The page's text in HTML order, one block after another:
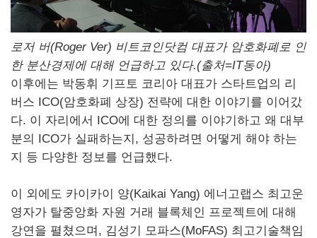
로저 버(Roger Ver) 비트코인닷컴 대표가 암호화폐로 인
한 분산경제에 대해 언급하고 있다.(출처=IT동아)
이후에는 박동휘 기프토 코리아 대표가 스타트업의 리
버스 ICO(암호화폐 상장) 전략에 대한 이야기를 이어갔
다. 이 자리에서 ICO에 대한 정의를 이야기하고 왜 대부
분의 ICO가 실패하는지, 성공하려면 어떻게 해야 하는
지 등 다양한 정보를 언급했다.
이 외에도 카이카이 양(Kaikai Yang) 에너고랩스 최고운
영자가 탈중앙화 자원 거래 블록체인 프로젝트에 대해
강연을 펼쳤으며, 김성기 모파스(MoFAS) 최고기술책임